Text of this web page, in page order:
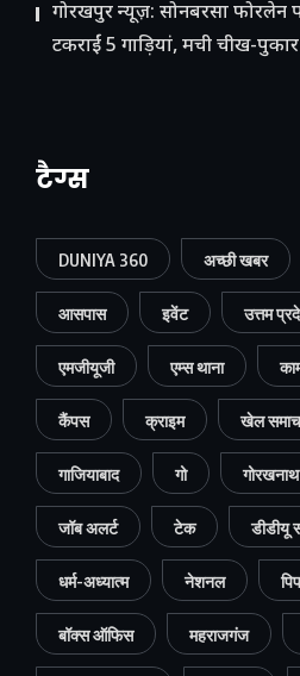
गोरखपुर न्यूज़: सोनबरसा
टकराईं 5 गाड़ियां, मची चीख-पुकार
टैग्स
DUNIYA 360 अच्छी खबर
आसपास इवेंट उत्तम
एमजीयूजी एम्स थाना
कैंपस क्राइम खेल
गाजियाबाद गो गोरखनाथ
जॉब अलर्ट टेक डीडीयू
धर्म-अध्यात्म नेशनल
बॉक्स ऑफिस महराजगंज